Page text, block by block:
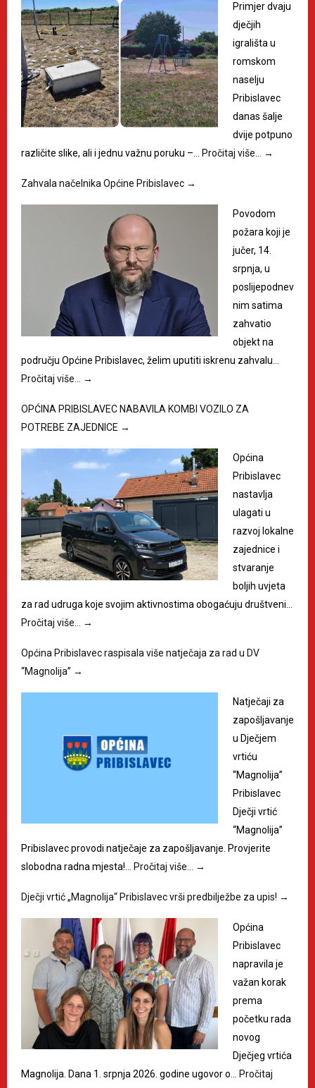
Primjer dvaju
dječjih
igrališta u
romskom
naselju
Pribislavec
danas šalje
dvije potpuno
različite slike, ali i jednu važnu poruku –… Pročitaj više… →
Zahvala načelnika Općine Pribislavec →
Povodom
požara koji je
jučer, 14.
srpnja, u
poslijepodnev
nim satima
zahvatio
objekt na
području Općine Pribislavec, želim uputiti iskrenu zahvalu…
Pročitaj više… →
OPĆINA PRIBISLAVEC NABAVILA KOMBI VOZILO ZA
POTREBE ZAJEDNICE →
Općina
Pribislavec
nastavlja
ulagati u
razvoj lokalne
zajednice i
stvaranje
boljih uvjeta
za rad udruga koje svojim aktivnostima obogaćuju društveni…
Pročitaj više… →
Općina Pribislavec raspisala više natječaja za rad u DV
“Magnolija” →
Natječaji za
zapošljavanje
u Dječjem
vrtiću
“Magnolija”
Pribislavec
Dječji vrtić
“Magnolija”
Pribislavec provodi natječaje za zapošljavanje. Provjerite
slobodna radna mjesta!… Pročitaj više… →
Dječji vrtić „Magnolija“ Pribislavec vrši predbilježbe za upis! →
Općina
Pribislavec
napravila je
važan korak
prema
početku rada
novog
Dječjeg vrtića
Magnolija. Dana 1. srpnja 2026. godine ugovor o… Pročitaj